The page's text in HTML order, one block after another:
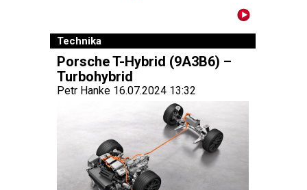
Technika
Porsche T-Hybrid (9A3B6) –
Turbohybrid
Petr Hanke 16.07.2024 13:32